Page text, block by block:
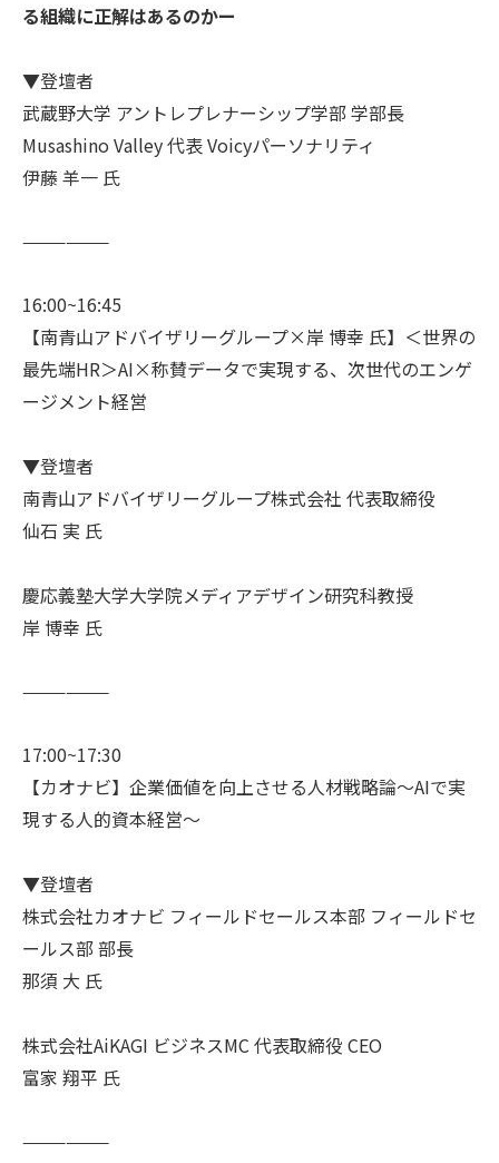
る組織に正解はあるのかー
▼登壇者
武蔵野大学 アントレプレナーシップ学部 学部長
Musashino Valley 代表 Voicyパーソナリティ
伊藤 羊一 氏
——————
16:00~16:45
【南青山アドバイザリーグループ×岸 博幸 氏】＜世界の
最先端HR＞AI×称賛データで実現する、次世代のエンゲ
ージメント経営
▼登壇者
南青山アドバイザリーグループ株式会社 代表取締役
仙石 実 氏
慶応義塾大学大学院メディアデザイン研究科教授
岸 博幸 氏
——————
17:00~17:30
【カオナビ】企業価値を向上させる人材戦略論〜AIで実
現する人的資本経営〜
▼登壇者
株式会社カオナビ フィールドセールス本部 フィールドセ
ールス部 部長
那須 大 氏
株式会社AiKAGI ビジネスMC 代表取締役 CEO
富家 翔平 氏
——————